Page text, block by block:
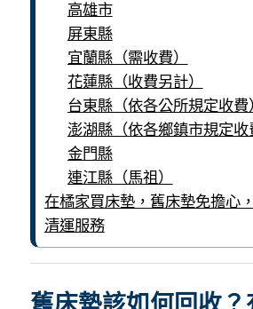
高雄市
屏東縣
宜蘭縣（需收費）
花蓮縣（收費另計）
台東縣（依各公所規定收費
澎湖縣（依各鄉鎮市規定收
金門縣
連江縣（馬祖）
在橘家買床墊，舊床墊免擔心
清運服務
舊床墊該如何回收？